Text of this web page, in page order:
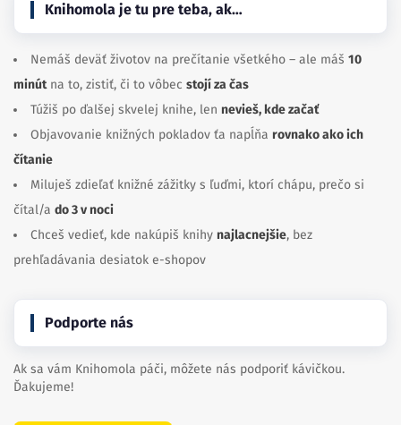
Knihomola je tu pre teba, ak…
Nemáš deväť životov na prečítanie všetkého – ale máš 10
minútna to, zistiť, či to vôbec stojí za čas
Túžiš po ďalšej skvelej knihe, len nevieš, kde začať
Objavovanie knižných pokladov ťa napĺňa rovnako ako ich
čítanie
Miluješ zdieľať knižné zážitky s ľuďmi, ktorí chápu, prečo si
čítal/a do 3 v noci
Chceš vedieť, kde nakúpiš knihy najlacnejšie, bez
prehľadávania desiatok e-shopov
Podporte nás
Ak sa vám Knihomola páči, môžete nás podporiť kávičkou.
Ďakujeme!